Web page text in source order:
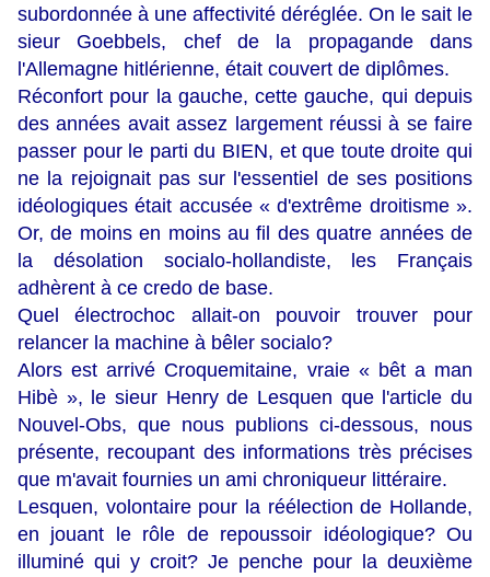
subordonnée à une affectivité déréglée. On le sait le
sieur Goebbels, chef de la propagande dans
l'Allemagne hitlérienne, était couvert de diplômes.
Réconfort pour la gauche, cette gauche, qui depuis
des années avait assez largement réussi à se faire
passer pour le parti du BIEN, et que toute droite qui
ne la rejoignait pas sur l'essentiel de ses positions
idéologiques était accusée « d'extrême droitisme ».
Or, de moins en moins au fil des quatre années de
la désolation socialo-hollandiste, les Français
adhèrent à ce credo de base.
Quel électrochoc allait-on pouvoir trouver pour
relancer la machine à bêler socialo?
Alors est arrivé Croquemitaine, vraie « bêt a man
Hibè », le sieur Henry de Lesquen que l'article du
Nouvel-Obs, que nous publions ci-dessous, nous
présente, recoupant des informations très précises
que m'avait fournies un ami chroniqueur littéraire.
Lesquen, volontaire pour la réélection de Hollande,
en jouant le rôle de repoussoir idéologique? Ou
illuminé qui y croit? Je penche pour la deuxième